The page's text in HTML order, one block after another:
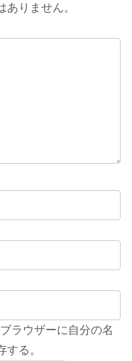
りません。
ラウザーに自分の名
る。